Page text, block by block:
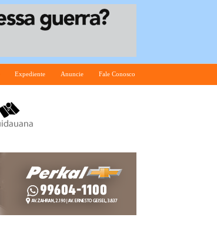
Expediente Anuncie Fale Conosco